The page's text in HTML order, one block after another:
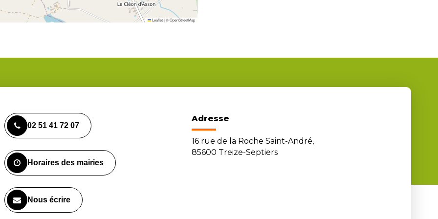
Leaflet|©OpenStreetMap
02 51 41 72 07
Horaires des mairies
Nous écrire
Adresse
16 rue de la Roche Saint-André,
85600 Treize-Septiers